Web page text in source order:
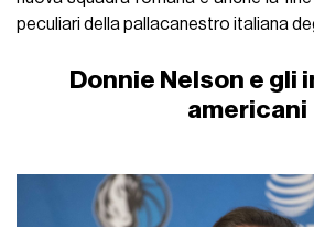
peculiari della pallacanestro italiana
Donnie Nelson e gli
americani